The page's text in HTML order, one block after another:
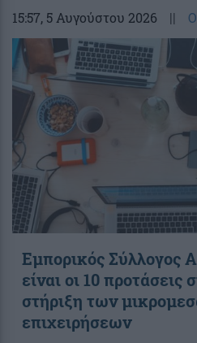
15:57, 5 Αυγούστου 2026 ||
Εμπορικός Σύλλογος
είναι οι 10
στήριξη των
επιχειρήσεων